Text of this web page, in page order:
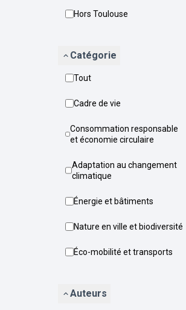
Hors Toulouse
Catégorie
Tout
Cadre de vie
Consommation responsable
et économie circulaire
Adaptation au changement
climatique
Énergie et bâtiments
Nature en ville et biodiversité
Éco-mobilité et transports
Auteurs